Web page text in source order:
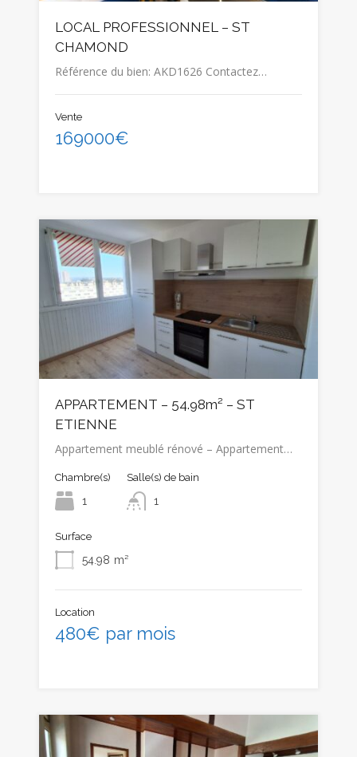
LOCAL PROFESSIONNEL – ST
CHAMOND
Référence du bien: AKD1626 Contactez…
Vente
169000€
APPARTEMENT – 54.98m² – ST
ETIENNE
Appartement meublé rénové – Appartement…
Chambre(s)
1
Salle(s) de bain
1
Surface
54.98 m²
Location
480€ par mois